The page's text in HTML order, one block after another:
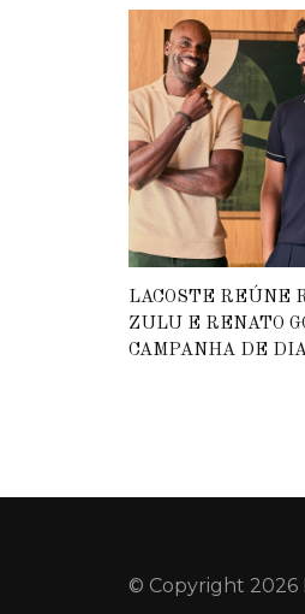
LACOSTE REÚNE
ZULU E RENATO
CAMPANHA DE
© Copyright 2026